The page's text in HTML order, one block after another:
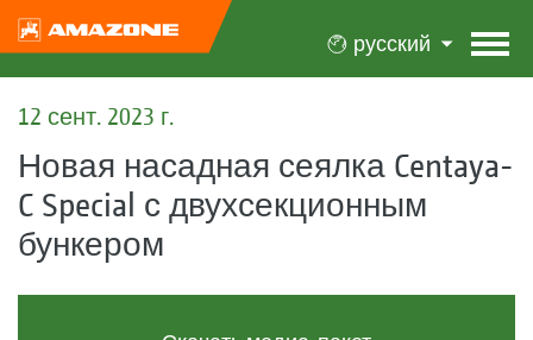
русский
12 сент. 2023 г.
Новая насадная сеялка Centaya-
C Special с двухсекционным
бункером